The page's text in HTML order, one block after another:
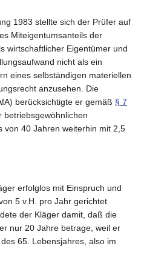
1983 stellte sich der Prüfer auf
Miteigentumsanteils der
wirtschaftlicher Eigentümer und
nicht als ein
eines selbständigen materiellen
anzusehen. Die
berücksichtigte er gemäß § 7
betriebsgewöhnlichen
von 40 Jahren weiterhin mit 2,5
erfolglos mit Einspruch und
5 v.H. pro Jahr gerichtet
der Kläger damit, daß die
nur 20 Jahre betrage, weil er
65. Lebensjahres, also im